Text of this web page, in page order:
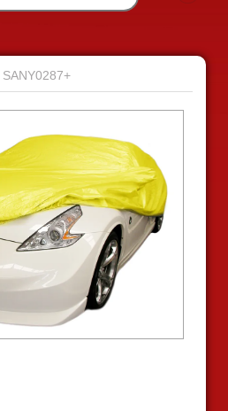
SANY0287+